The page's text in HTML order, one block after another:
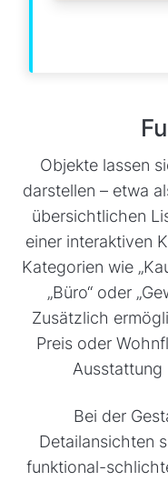
Objekte lassen
darstellen – etwa
übersichtlichen
einer interaktiven
Kategorien wie
„Büro“ oder
Zusätzlich
Preis oder
Ausstattung
Bei der
Detailansichten
funktional-